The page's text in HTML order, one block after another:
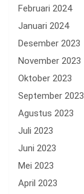
Februari 2024
Januari 2024
Desember 2023
November 2023
Oktober 2023
September 2023
Agustus 2023
Juli 2023
Juni 2023
Mei 2023
April 2023